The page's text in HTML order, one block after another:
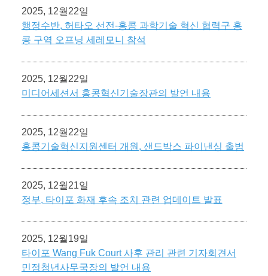
2025, 12월22일
행정수반, 허타오 선전-홍콩 과학기술 혁신 협력구 홍
콩 구역 오프닝 세레모니 참석
2025, 12월22일
미디어세션서 홍콩혁신기술장관의 발언 내용
2025, 12월22일
홍콩기술혁신지원센터 개원, 샌드박스 파이낸싱 출범
2025, 12월21일
정부, 타이포 화재 후속 조치 관련 업데이트 발표
2025, 12월19일
타이포 Wang Fuk Court 사후 관리 관련 기자회견서
민정청년사무국장의 발언 내용